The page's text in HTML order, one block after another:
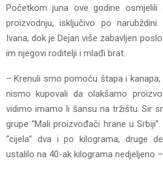
Početkom juna ove godine osmjelili
proizvodnju, isključivo po
Ivana, dok je Dejan više zabavljen
im njegovi roditelji i mlađi brat.
– Krenuli smo pomoću štapa i
nismo kupovali da olakšamo
vidimo imamo li šansu na tržištu. Sir
grupe “Mali proizvođači hrane u
“cijela” dva i po kilograma, druge
ustalilo na 40-ak kilograma nedjeljeno